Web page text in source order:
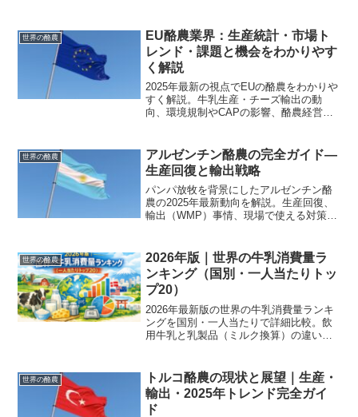
世界の酪農
EU酪農業界：生産統計・市場ト
レンド・課題と機会をわかりやす
く解説
2025年最新の視点でEUの酪農をわかりや
すく解説。牛乳生産・チーズ輸出の動
向、環境規制やCAPの影響、酪農経営が
世界の酪農
アルゼンチン酪農の完全ガイド—
生産回復と輸出戦略
パンパ放牧を背景にしたアルゼンチン酪
農の2025年最新動向を解説。生産回復、
輸出（WMP）事情、現場で使える対策と
世界の酪農
2026年版｜世界の牛乳消費量ラ
ンキング（国別・一人当たりトッ
プ20）
2026年最新版の世界の牛乳消費量ランキ
ングを国別・一人当たりで詳細比較。飲
用牛乳と乳製品（ミルク換算）の違い、
世界の酪農
トルコ酪農の現状と展望｜生産・
輸出・2025年トレンド完全ガイ
ド